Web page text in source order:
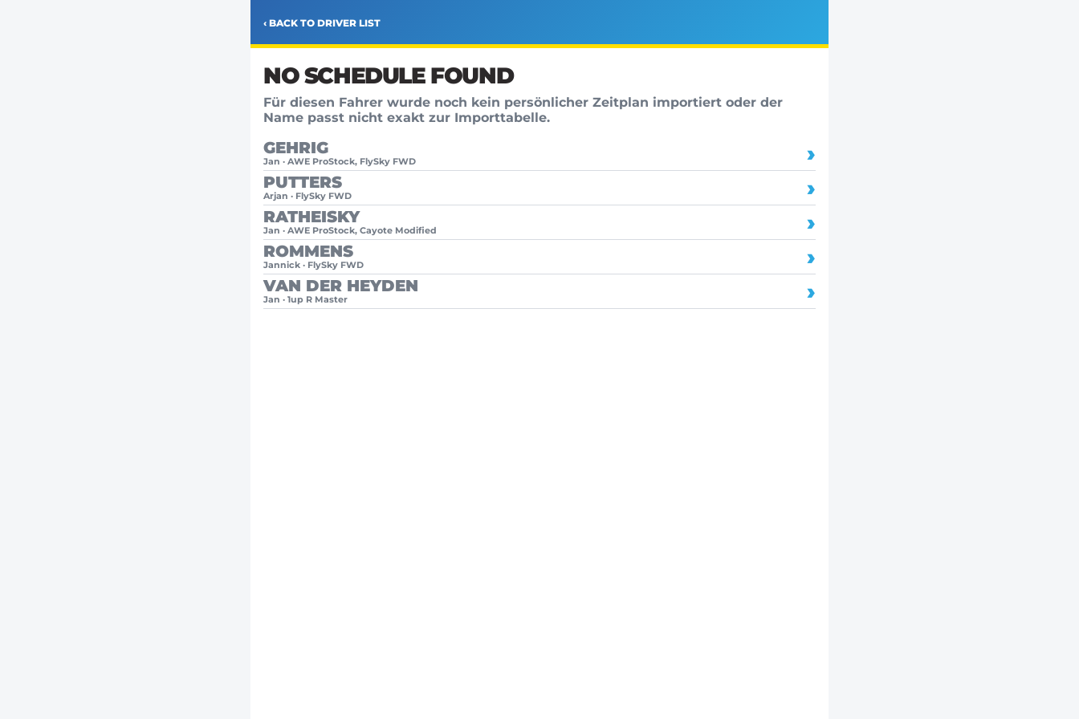
‹ BACK TO DRIVER LIST
NO SCHEDULE FOUND
Für diesen Fahrer wurde noch kein persönlicher Zeitplan importiert oder der
Name passt nicht exakt zur Importtabelle.
GEHRIG
Jan · AWE ProStock, FlySky FWD ›
PUTTERS
Arjan · FlySky FWD ›
RATHEISKY
Jan · AWE ProStock, Cayote Modified ›
ROMMENS
Jannick · FlySky FWD ›
VAN DER HEYDEN
Jan · 1up R Master ›